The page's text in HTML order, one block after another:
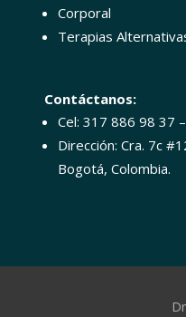
Corporal
Terapias
Contáctanos:
Cel: 317 886 98 37
Dirección: Cra. 7c
Bogotá, Colombia.